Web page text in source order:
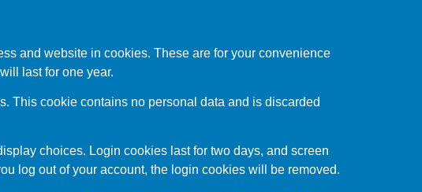
and website in cookies. These are for your convenience
last for one year.
This cookie contains no personal data and is discarded
choices. Login cookies last for two days, and screen
log out of your account, the login cookies will be removed.